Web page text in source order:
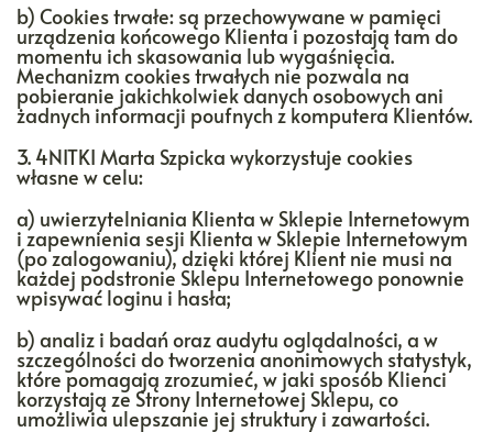
b) Cookies trwałe: są przechowywane w pamięci
urządzenia końcowego Klienta i pozostają tam do
momentu ich skasowania lub wygaśnięcia.
Mechanizm cookies trwałych nie pozwala na
pobieranie jakichkolwiek danych osobowych ani
żadnych informacji poufnych z komputera Klientów.
3. 4NITKI Marta Szpicka wykorzystuje cookies
własne w celu:
a) uwierzytelniania Klienta w Sklepie Internetowym
i zapewnienia sesji Klienta w Sklepie Internetowym
(po zalogowaniu), dzięki której Klient nie musi na
każdej podstronie Sklepu Internetowego ponownie
wpisywać loginu i hasła;
b) analiz i badań oraz audytu oglądalności, a w
szczególności do tworzenia anonimowych statystyk,
które pomagają zrozumieć, w jaki sposób Klienci
korzystają ze Strony Internetowej Sklepu, co
umożliwia ulepszanie jej struktury i zawartości.